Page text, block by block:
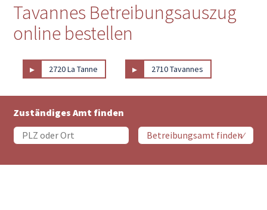
Tavannes Betreibungsauszug
online bestellen
▸ 2720 La Tanne ▸ 2710 Tavannes
Zuständiges Amt finden